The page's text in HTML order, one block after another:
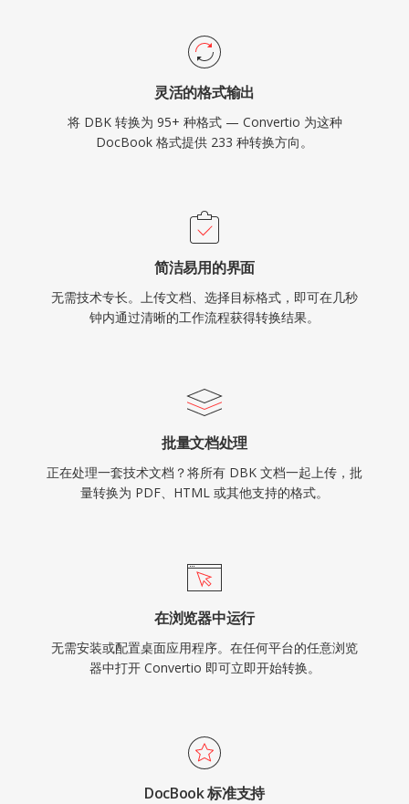
灵活的格式输出
将 DBK 转换为 95+ 种格式 — Convertio 为这种
DocBook 格式提供 233 种转换方向。
简洁易用的界面
无需技术专长。上传文档、选择目标格式，即可在几秒
钟内通过清晰的工作流程获得转换结果。
批量文档处理
正在处理一套技术文档？将所有 DBK 文档一起上传，批
量转换为 PDF、HTML 或其他支持的格式。
在浏览器中运行
无需安装或配置桌面应用程序。在任何平台的任意浏览
器中打开 Convertio 即可立即开始转换。
DocBook 标准支持